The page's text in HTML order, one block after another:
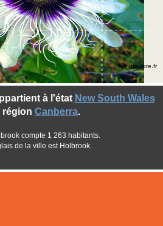
à l'état New South Wales
région Canberra.
compte 1 263 habitants.
de la ville est Holbrook.
©photo-libre.fr